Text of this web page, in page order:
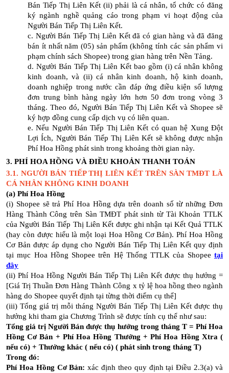
Bán Tiếp Thị Liên Kết (ii) phải là cá nhân, tổ chức có đăng
ký ngành nghề quảng cáo trong phạm vi hoạt động của
Người Bán Tiếp Thị Liên Kết.
c. Người Bán Tiếp Thị Liên Kết đã có gian hàng và đã đăng
bán ít nhất năm (05) sản phẩm (không tính các sản phẩm vi
phạm chính sách Shopee) trong gian hàng trên Nền Tảng.
d. Người Bán Tiếp Thị Liên Kết bao gồm (i) cá nhân không
kinh doanh, và (ii) cá nhân kinh doanh, hộ kinh doanh,
doanh nghiệp trong nước cần đáp ứng điều kiện số lượng
đơn trung bình hàng ngày lớn hơn 50 đơn trong vòng 3
tháng. Theo đó, Người Bán Tiếp Thị Liên Kết và Shopee sẽ
ký hợp đồng cung cấp dịch vụ có liên quan.
e. Nếu Người Bán Tiếp Thị Liên Kết có quan hệ Xung Đột
Lợi Ích, Người Bán Tiếp Thị Liên Kết sẽ không được nhận
Phí Hoa Hồng phát sinh trong khoảng thời gian này.
3. PHÍ HOA HỒNG VÀ ĐIỀU KHOẢN THANH TOÁN
3.1. NGƯỜI BÁN TIẾP THỊ LIÊN KẾT TRÊN SÀN TMĐT LÀ
CÁ NHÂN KHÔNG KINH DOANH
(a) Phí Hoa Hồng
(i) Shopee sẽ trả Phí Hoa Hồng dựa trên doanh số từ những Đơn
Hàng Thành Công trên Sàn TMĐT phát sinh từ Tài Khoản TTLK
của Người Bán Tiếp Thị Liên Kết được ghi nhận tại Kết Quả TTLK
(hay còn được hiểu là một loại Hoa Hồng Cơ Bản). Phí Hoa Hồng
Cơ Bản được áp dụng cho Người Bán Tiếp Thị Liên Kết quy định
tại mục Hoa Hồng Shopee trên Hệ Thống TTLK của Shopee tại
đây
(ii) Phí Hoa Hồng Người Bán Tiếp Thị Liên Kết được thụ hưởng =
[Giá Trị Thuần Đơn Hàng Thành Công x tỷ lệ hoa hồng theo ngành
hàng do Shopee quyết định tại từng thời điểm cụ thể]
(iii) Tổng giá trị mỗi tháng Người Bán Tiếp Thị Liên Kết được thụ
hưởng khi tham gia Chương Trình sẽ được tính cụ thể như sau:
Tổng giá trị Người Bán được thụ hưởng trong tháng T = Phí Hoa
Hồng Cơ Bản + Phí Hoa Hồng Thưởng + Phí Hoa Hồng Xtra (
nếu có) + Thưởng khác ( nếu có) ( phát sinh trong tháng T)
Trong đó:
Phí Hoa Hồng Cơ Bản: xác định theo quy định tại Điều 2.3(a) và